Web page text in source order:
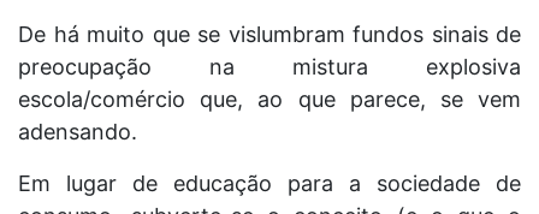
De há muito que se vislumbram fundos sinais de
preocupação na mistura explosiva
escola/comércio que, ao que parece, se vem
adensando.
Em lugar de educação para a sociedade de